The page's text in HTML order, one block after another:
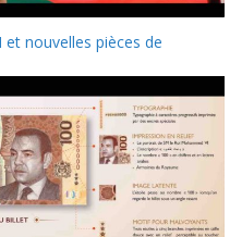
nouvelles pièces de